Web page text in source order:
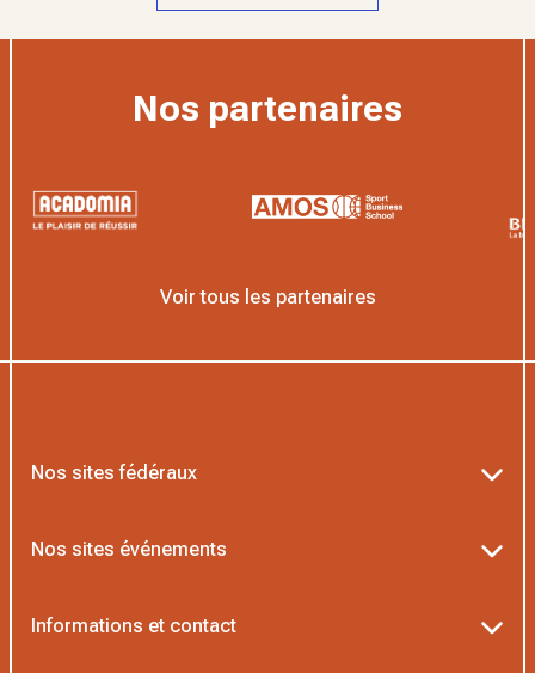
Nos partenaires
Voir tous les partenaires
Nos sites fédéraux
Nos sites événements
Informations et contact